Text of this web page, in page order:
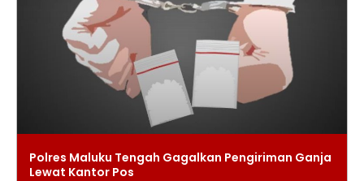
Polres Maluku Tengah Gagalkan Pengiriman Ganja
Lewat Kantor Pos